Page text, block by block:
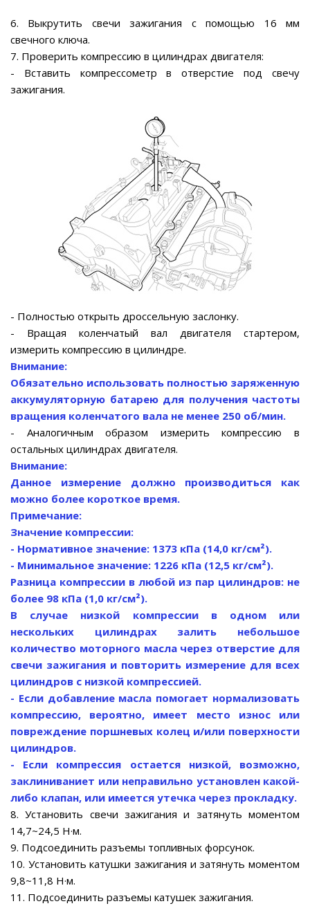
6. Выкрутить свечи зажигания с помощью 16 мм
свечного ключа.
7. Проверить компрессию в цилиндрах двигателя:
- Вставить компрессометр в отверстие под свечу
зажигания.
- Полностью открыть дроссельную заслонку.
- Вращая коленчатый вал двигателя стартером,
измерить компрессию в цилиндре.
Внимание:
Обязательно использовать полностью заряженную
аккумуляторную батарею для получения частоты
вращения коленчатого вала не менее 250 об/мин.
- Аналогичным образом измерить компрессию в
остальных цилиндрах двигателя.
Внимание:
Данное измерение должно производиться как
можно более короткое время.
Примечание:
Значение компрессии:
- Нормативное значение: 1373 кПа (14,0 кг/см²).
- Минимальное значение: 1226 кПа (12,5 кг/см²).
Разница компрессии в любой из пар цилиндров: не
более 98 кПа (1,0 кг/см²).
В случае низкой компрессии в одном или
нескольких цилиндрах залить небольшое
количество моторного масла через отверстие для
свечи зажигания и повторить измерение для всех
цилиндров с низкой компрессией.
- Если добавление масла помогает нормализовать
компрессию, вероятно, имеет место износ или
повреждение поршневых колец и/или поверхности
цилиндров.
- Если компрессия остается низкой, возможно,
заклиниваниет или неправильно установлен какой-
либо клапан, или имеется утечка через прокладку.
8. Установить свечи зажигания и затянуть моментом
14,7~24,5 Н·м.
9. Подсоединить разъемы топливных форсунок.
10. Установить катушки зажигания и затянуть моментом
9,8~11,8 Н·м.
11. Подсоединить разъемы катушек зажигания.